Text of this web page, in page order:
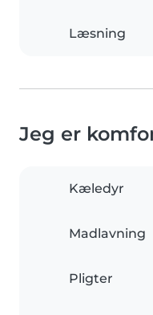
Læsning
Jeg er
Kæledyr
Madlavning
Pligter